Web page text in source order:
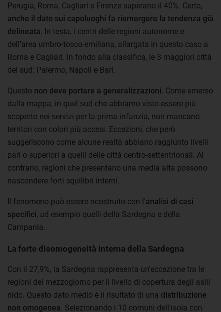
Perugia, Roma, Cagliari e Firenze superano il 40%. Certo,
anche il dato sui capoluoghi fa riemergere la tendenza già
delineata. In testa, i centri delle regioni autonome e
dell'area umbro-tosco-emiliana, allargata in questo caso a
Roma e Cagliari. In fondo alla classifica, le 3 maggiori città
del sud: Palermo, Napoli e Bari.
Questo non deve portare a generalizzazioni. Come emerso
dalla mappa, in quel sud che abbiamo visto essere più
scoperto nei servizi per la prima infanzia, non mancano
territori con colori più accesi. Eccezioni, che però
suggeriscono come alcune realtà abbiano raggiunto livelli
pari o superiori a quelli delle città centro-settentrionali. Al
contrario, regioni che presentano una media alta possono
nascondere forti squilibri interni.
Il fenomeno può essere ricostruito con l'analisi di casi
specifici, ad esempio quelli della Sardegna e della
Campania.
La forte disomogeneità interna della Sardegna
Con il 27,9%, la Sardegna rappresenta un'eccezione tra le
regioni del mezzogiorno per il livello di copertura degli asili
nido. Questo dato medio è il risultato di una distribuzione
non omogenea. Selezionando i 10 comuni dell'isola con